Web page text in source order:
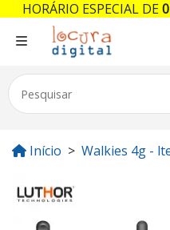
Início Walkies 4g -
HORÁRIO ESPECIAL DE